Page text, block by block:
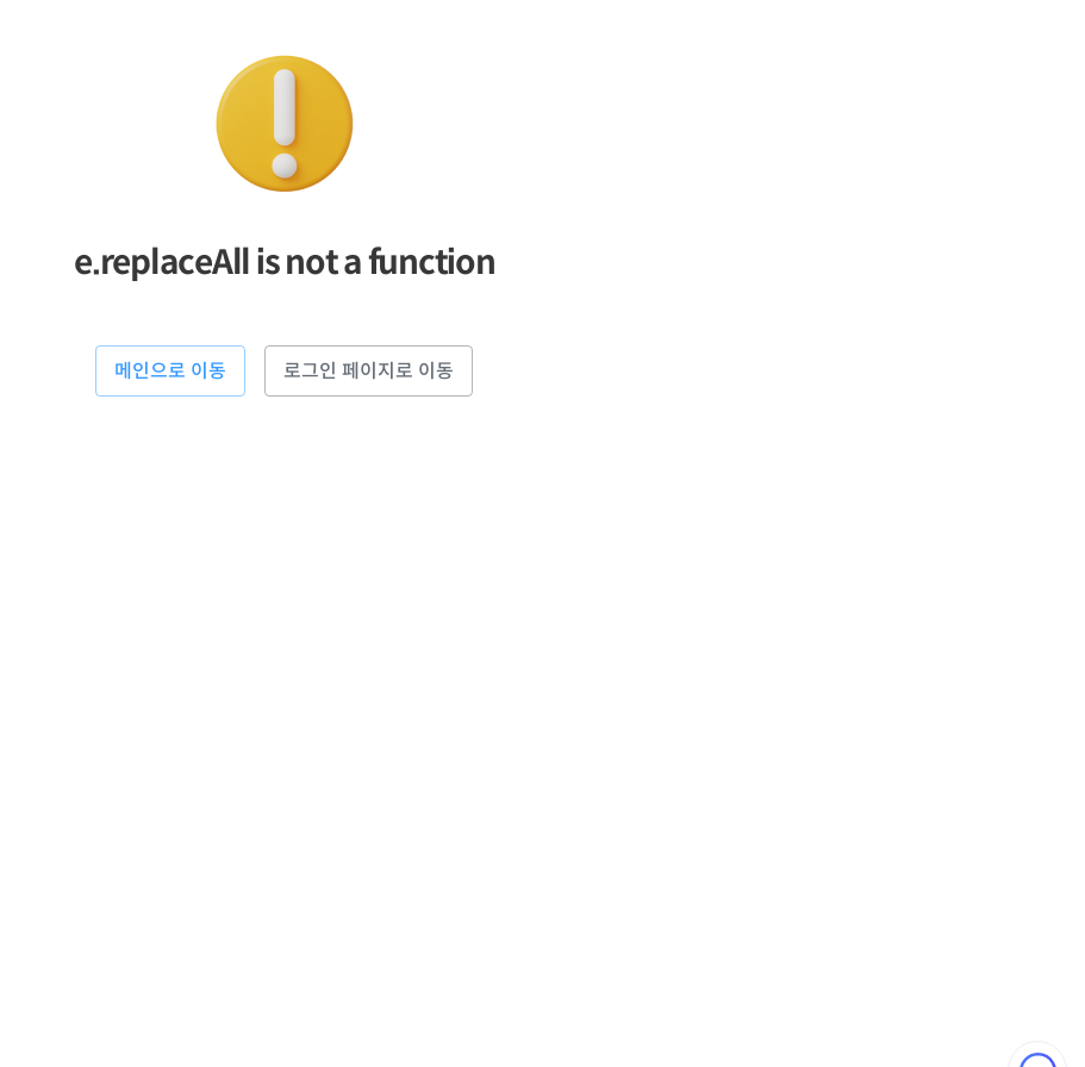
e.replaceAll is not a function
메인으로 이동 로그인 페이지로 이동